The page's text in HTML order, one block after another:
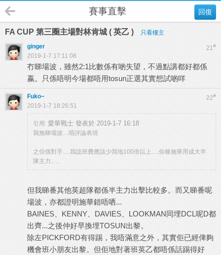
回復
賽事直擊
FA CUP 第三圈主場對林肯城 ( 英乙 ) 只看樓主
21#
ginger
2019-1-7 17:11:08
冇睇場波，雖然2:1比數係有啲失望，不過點講都好都係
嬴。只係唔明今場都唔用tosun正選其實想試啲咩
22#
Fuko~
2019-1-7 18:26:51
引用: 愛華戰士 發表於 2019-1-7 16:18
我無睇場波....唔評論表現
之但係對手.....我諗班費應該少我地100倍以上.....你條施華用成大半
隊主力.. ...
但我睇番其他英超隊都係半主力出擊比較多。而又睇番呢
場波，亦都證明施華錯唔哂...
BAINES、KENNY、DAVIES、LOOKMAN同埋DCL呢D都
出齊...之後仲好早換埋TOSUN出黎。
除左PICKFORD有得踢，我唔滿意之外，其實佢已經俾夠
機會班小朋友出黎。但佢地對著班英乙都唔係話踢得好